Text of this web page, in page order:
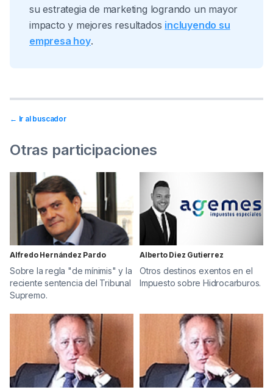
su estrategia de marketing logrando un mayor
impacto y mejores resultados incluyendo su
empresa hoy.
← Ir al buscador
Otras participaciones
Alfredo Hernández Pardo
Sobre la regla "de mínimis" y la
reciente sentencia del Tribunal
Supremo.
Alberto Diez Gutierrez
Otros destinos exentos en el
Impuesto sobre Hidrocarburos.